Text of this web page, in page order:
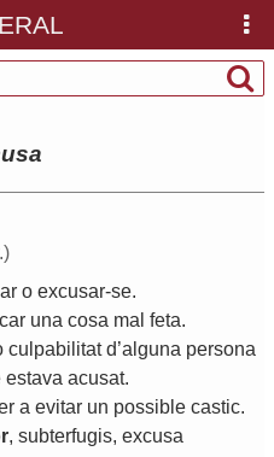
.)
o excusar-se.
una cosa mal feta.
culpabilitat d’alguna persona
estava acusat.
a evitar un possible castic.
, subterfugis, excusa